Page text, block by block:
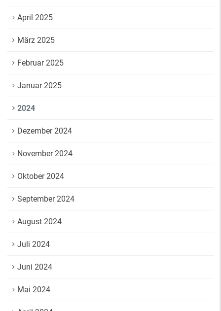
April 2025
März 2025
Februar 2025
Januar 2025
2024
Dezember 2024
November 2024
Oktober 2024
September 2024
August 2024
Juli 2024
Juni 2024
Mai 2024